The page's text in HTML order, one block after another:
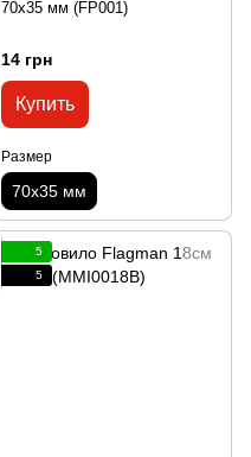
70х35 мм (FP001)
14 грн
Купить
Размер
70x35 мм
5
5